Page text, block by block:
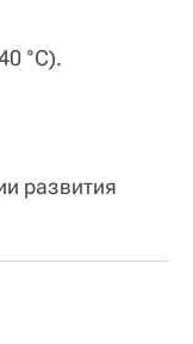
°С).
развития